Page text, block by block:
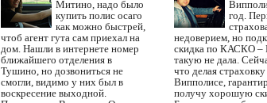
Митино, надо было
купить полис осаго
как можно быстрей,
чтоб агент гута сам приехал на
дом. Нашли в интернете номер
ближайшего отделения в
Тушино, но дозвониться не
смогли, видимо у них был в
воскресение выходной.
год.
недоверием, но
скидка по КАСКО –
такую не дала.
что делая
Випполисе,
получу хорошую